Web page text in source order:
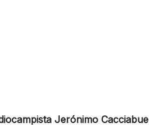
Jerónimo Cacciabue